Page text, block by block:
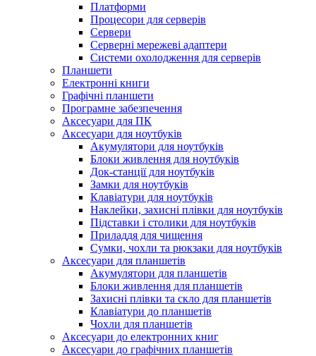
Платформи
Процесори для серверів
Сервери
Серверні мережеві адаптери
Системи охолодження для серверів
Планшети
Електронні книги
Графічні планшети
Програмне забезпечення
Аксесуари для ПК
Аксесуари для ноутбуків
Акумулятори для ноутбуків
Блоки живлення для ноутбуків
Док-станції для ноутбуків
Замки для ноутбуків
Клавіатури для ноутбуків
Наклейки, захисні плівки для ноутбуків
Підставки і столики для ноутбуків
Приладдя для чищення
Сумки, чохли та рюкзаки для ноутбуків
Аксесуари для планшетів
Акумулятори для планшетів
Блоки живлення для планшетів
Захисні плівки та скло для планшетів
Клавіатури до планшетів
Чохли для планшетів
Аксесуари до електронних книг
Аксесуари дo графічних планшетів